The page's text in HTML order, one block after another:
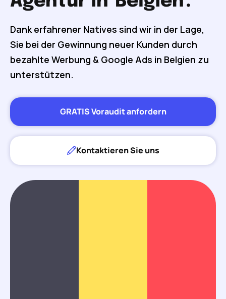
Dank erfahrener Natives sind wir in der Lage,
Sie bei der Gewinnung neuer Kunden durch
bezahlte Werbung & Google Ads in Belgien zu
unterstützen.
GRATIS Voraudit anfordern
Kontaktieren Sie uns